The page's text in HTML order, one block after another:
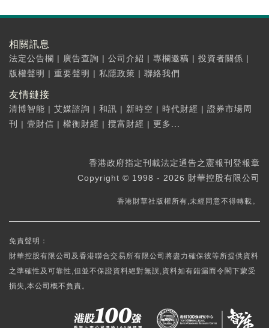
相關訊息
法定公告欄 | 廣告查詢 | 公司介紹 | 專欄邀稿 | 投資者關係 |
版權聲明 | 重要聲明 | 私隱政策 | 聯絡我們
友情鏈接
清博智能 | 艾媒諮詢 | 和訊 | 新時空 | 時代財經 | 證券市場周
刊
| 壹財信 | 權衡財經 | 攬富財經 | 更多...
香港政府指定刊載法定通告之憲報刊登報章
Copyright © 1998 - 2026 財華控股有限公司
香港財華社版權所有,未經同意不得轉載。
免責聲明：
財華控股有限公司及香港聯合交易所有限公司將盡力確保彼等所提供資料
之準確性及可靠性,但並不保證資料絕對無誤,資料如有錯漏而令閣下蒙受
損失,本公司概不負責。